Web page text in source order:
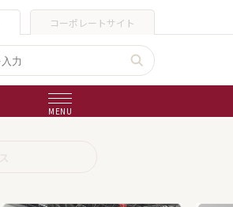
コーポレートサイト
MENU